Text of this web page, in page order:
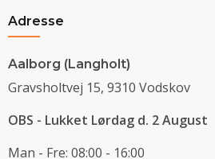
Adresse
Aalborg (Langholt)
Gravsholtvej 15, 9310 Vodskov
OBS - Lukket Lørdag d. 2 August
Man - Fre: 08:00 - 16:00